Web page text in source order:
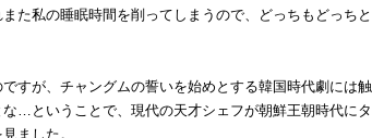
た私の睡眠時間を削ってしまうので、どっちもどっちと
すが、チャングムの誓いを始めとする韓国時代劇には触
…ということで、現代の天才シェフが朝鮮王朝時代に
ました。